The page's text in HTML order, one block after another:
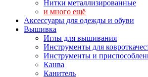
Нитки металлизированные
и много ещё
Аксессуары для одежды и обуви
Вышивка
Иглы для вышивания
Инструменты для
Инструменты и
Канва
Канитель